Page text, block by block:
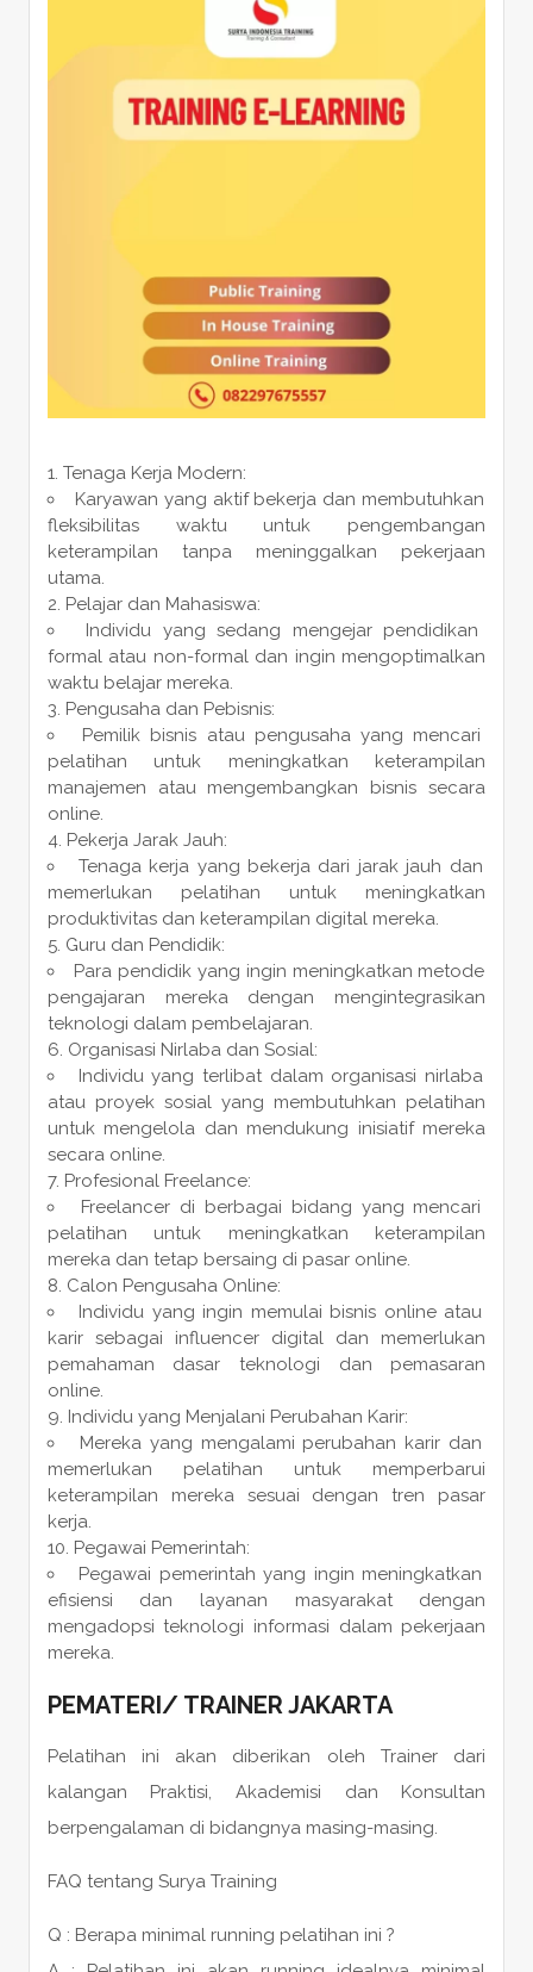
Tenaga Kerja Modern:
Karyawan yang aktif bekerja dan membutuhkan
fleksibilitas waktu untuk pengembangan
keterampilan tanpa meninggalkan pekerjaan
utama.
Pelajar dan Mahasiswa:
Individu yang sedang mengejar pendidikan
formal atau non-formal dan ingin mengoptimalkan
waktu belajar mereka.
Pengusaha dan Pebisnis:
Pemilik bisnis atau pengusaha yang mencari
pelatihan untuk meningkatkan keterampilan
manajemen atau mengembangkan bisnis secara
online.
Pekerja Jarak Jauh:
Tenaga kerja yang bekerja dari jarak jauh dan
memerlukan pelatihan untuk meningkatkan
produktivitas dan keterampilan digital mereka.
Guru dan Pendidik:
Para pendidik yang ingin meningkatkan metode
pengajaran mereka dengan mengintegrasikan
teknologi dalam pembelajaran.
Organisasi Nirlaba dan Sosial:
Individu yang terlibat dalam organisasi nirlaba
atau proyek sosial yang membutuhkan pelatihan
untuk mengelola dan mendukung inisiatif mereka
secara online.
Profesional Freelance:
Freelancer di berbagai bidang yang mencari
pelatihan untuk meningkatkan keterampilan
mereka dan tetap bersaing di pasar online.
Calon Pengusaha Online:
Individu yang ingin memulai bisnis online atau
karir sebagai influencer digital dan memerlukan
pemahaman dasar teknologi dan pemasaran
online.
Individu yang Menjalani Perubahan Karir:
Mereka yang mengalami perubahan karir dan
memerlukan pelatihan untuk memperbarui
keterampilan mereka sesuai dengan tren pasar
kerja.
Pegawai Pemerintah:
Pegawai pemerintah yang ingin meningkatkan
efisiensi dan layanan masyarakat dengan
mengadopsi teknologi informasi dalam pekerjaan
mereka.
PEMATERI/ TRAINERJAKARTA
Pelatihan ini akan diberikan oleh Trainer dari
kalangan Praktisi, Akademisi dan Konsultan
berpengalaman di bidangnya masing-masing.
FAQ tentang Surya Training
Q : Berapa minimal running pelatihan ini ?